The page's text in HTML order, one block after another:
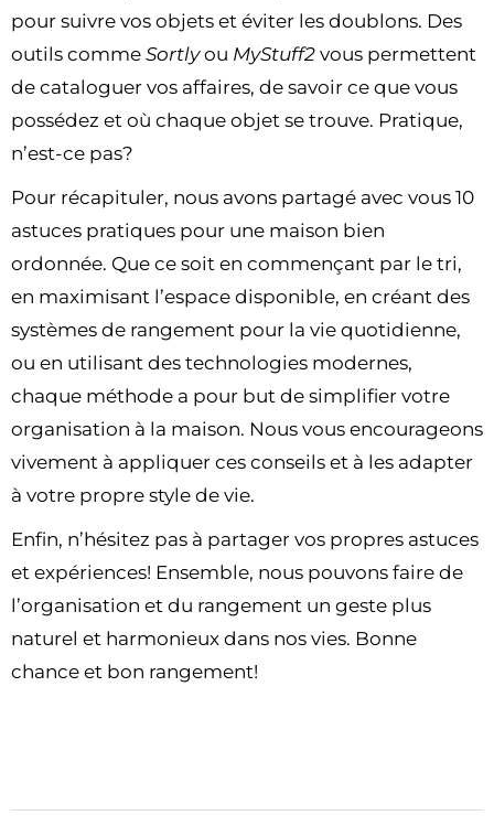
pour suivre vos objets et éviter les doublons. Des
outils comme Sortlyou MyStuff2 vous permettent
de cataloguer vos affaires, de savoir ce que vous
possédez et où chaque objet se trouve. Pratique,
n’est-ce pas?
Pour récapituler, nous avons partagé avec vous 10
astuces pratiques pour une maison bien
ordonnée. Que ce soit en commençant par le tri,
en maximisant l’espace disponible, en créant des
systèmes de rangement pour la vie quotidienne,
ou en utilisant des technologies modernes,
chaque méthode a pour but de simplifier votre
organisation à la maison. Nous vous encourageons
vivement à appliquer ces conseils et à les adapter
à votre propre style de vie.
Enfin, n’hésitez pas à partager vos propres astuces
et expériences! Ensemble, nous pouvons faire de
l’organisation et du rangement un geste plus
naturel et harmonieux dans nos vies. Bonne
chance et bon rangement!